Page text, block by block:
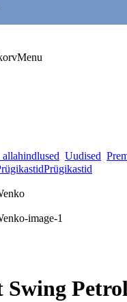
Menu
Uudised
Prügikastid